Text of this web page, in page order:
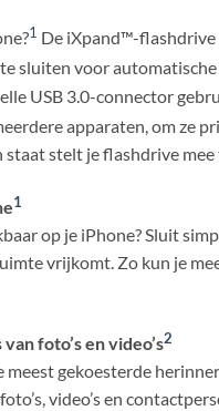
1 De iXpand™-flashdrive
sluiten voor automatische
USB 3.0-connector
apparaten, om ze
stelt je flashdrive mee
1
op je iPhone? Sluit
vrijkomt. Zo kun je
foto’s en video’s2
meest gekoesterde
video’s en